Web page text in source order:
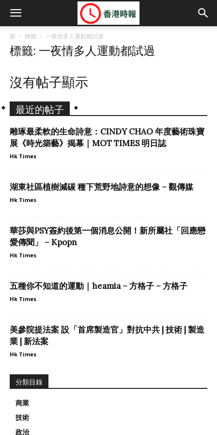
家 標籤 一夜情多人運動都試過
標籤: 一夜情多人運動都試過
沒有帖子顯示
最近的帖子
雕琢最柔軟的生命詩意：CINDY CHAO 年度藝術珠寶
展《時光築藝》揭幕｜MOT TIMES 明日誌
Hk Times
湖東社區植樹減碳 種下荒野地詩意的想像 – 觀傳媒
Hk Times
華莎與PSY簽約後第一個消息公開！新所屬社「回應戀
愛傳聞」 – Kpopn
Hk Times
五種你不知道的運動｜heamia – 方格子 – 方格子
Hk Times
美參院提法案 設「首席製造官」對抗中共 | 技術 | 製造
業 | 新法案
Hk Times
分類目錄
商業
技術
政治